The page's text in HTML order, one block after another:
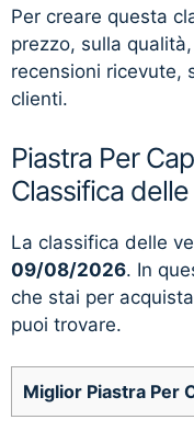
Per creare questa
prezzo, sulla
recensioni ricevute,
clienti.
Piastra Per
Classifica
La classifica delle
09/08/2026. In
che stai per
puoi trovare.
Miglior Piastra Per